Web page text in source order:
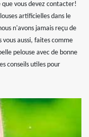
vous devez contacter!
artificielles dans le
n'avons jamais reçu de
aussi, faites comme
pelouse avec de bonne
conseils utiles pour